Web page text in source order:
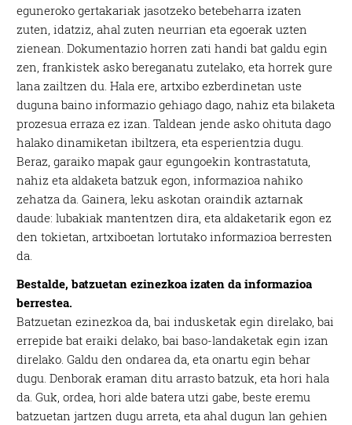
eguneroko gertakariak jasotzeko betebeharra izaten
zuten, idatziz, ahal zuten neurrian eta egoerak uzten
zienean. Dokumentazio horren zati handi bat galdu egin
zen, frankistek asko bereganatu zutelako, eta horrek gure
lana zailtzen du. Hala ere, artxibo ezberdinetan uste
duguna baino informazio gehiago dago, nahiz eta bilaketa
prozesua erraza ez izan. Taldean jende asko ohituta dago
halako dinamiketan ibiltzera, eta esperientzia dugu.
Beraz, garaiko mapak gaur egungoekin kontrastatuta,
nahiz eta aldaketa batzuk egon, informazioa nahiko
zehatza da. Gainera, leku askotan oraindik aztarnak
daude: lubakiak mantentzen dira, eta aldaketarik egon ez
den tokietan, artxiboetan lortutako informazioa berresten
da.
Bestalde, batzuetan ezinezkoa izaten da informazioa
berrestea.
Batzuetan ezinezkoa da, bai indusketak egin direlako, bai
errepide bat eraiki delako, bai baso-landaketak egin izan
direlako. Galdu den ondarea da, eta onartu egin behar
dugu. Denborak eraman ditu arrasto batzuk, eta hori hala
da. Guk, ordea, hori alde batera utzi gabe, beste eremu
batzuetan jartzen dugu arreta, eta ahal dugun lan gehien